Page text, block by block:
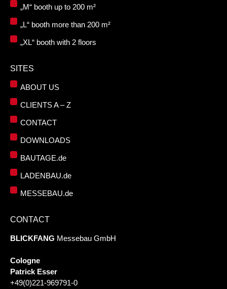
„M“ booth up to 200 m²
„L“ booth more than 200 m²
„XL“ booth with 2 floors
SITES
ABOUT US
CLIENTS A – Z
CONTACT
DOWNLOADS
BAUTAGE.de
LADENBAU.de
MESSEBAU.de
CONTACT
BLICKFANG Messebau GmbH
Cologne
Patrick Esser
+49(0)221-969791-0